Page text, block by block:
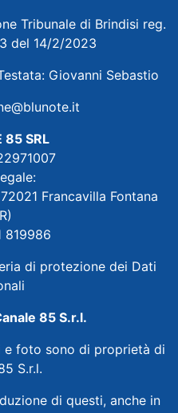
Tribunale di Brindisi reg.
del 14/2/2023
Giovanni Sebastio
85 SRL
Francavilla Fontana
819986
di protezione dei Dati
85 S.r.l.
e foto sono di proprietà di
S.r.l.
di questi, anche in